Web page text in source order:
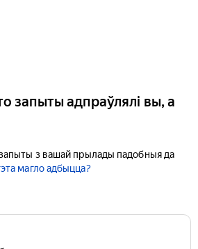
запыты адпраўлялі вы, а
з вашай прылады падобныя да
магло адбыцца?